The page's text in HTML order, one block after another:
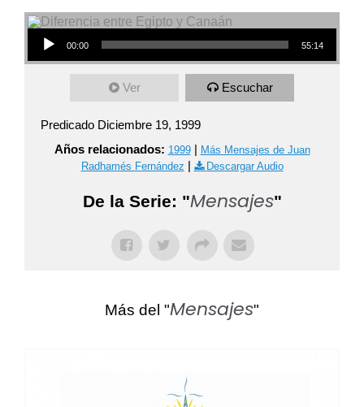
Audio Player
00:00 55:14
Ver Escuchar
Predicado Diciembre 19, 1999
Años relacionados: 1999| Más Mensajes de Juan
Radhamés Fernández | Descargar Audio
De la Serie: "Mensajes"
Más del "Mensajes"